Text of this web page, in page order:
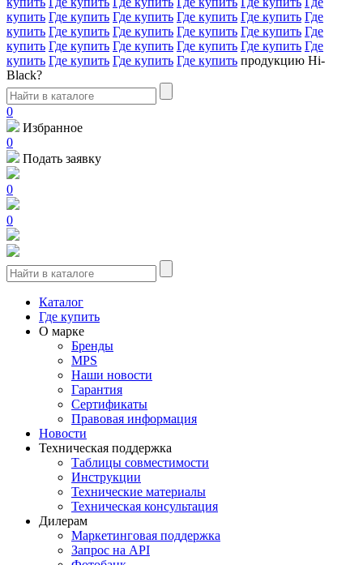
купить Где купить Где купить Где купить Где купить Где
купить Где купить Где купить Где купить Где купить Где
купить Где купить Где купить Где купить Где купить Где
купить Где купить Где купить Где купить продукцию Hi-
Black?
0
Избранное
0
Подать заявку
0
0
Каталог
Где купить
О марке
Бренды
MPS
Наши новости
Гарантия
Сертификаты
Правовая информация
Новости
Техническая поддержка
Таблицы совместимости
Инструкции
Технические материалы
Техническая консультация
Дилерам
Маркетинговая поддержка
Запрос на API